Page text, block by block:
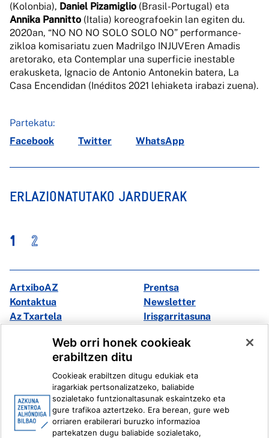
(Kolonbia), Daniel Pizamiglio (Brasil-Portugal) eta
Annika Pannitto (Italia) koreografoekin lan egiten du.
2020an, “NO NO NO SOLO SOLO NO” performance-
zikloa komisariatu zuen Madrilgo INJUVEren Amadis
aretorako, eta Contemplar una superficie inestable
erakusketa, Ignacio de Antonio Antonekin batera, La
Casa Encendidan (Inéditos 2021 lehiaketa irabazi zuena).
Partekatu:
Facebook
Twitter WhatsApp
ERLAZIONATUTAKO JARDUERAK
1 2
ArtxiboAZ
Prentsa
Kontaktua
Newsletter
Az Txartela
Irisgarritasuna
Instagram
Youtube
Linkedin
Ivoox
Lege informazioa Barneko Informazio Sistema
Web orri honek cookieak
erabiltzen ditu
Cookieak erabiltzen ditugu edukiak eta
iragarkiak pertsonalizatzeko, baliabide
sozialetako funtzionaltasunak eskaintzeko eta
gure trafikoa aztertzeko. Era berean, gure web
orriaren erabilerari buruzko informazioa
partekatzen dugu baliabide sozialetako,